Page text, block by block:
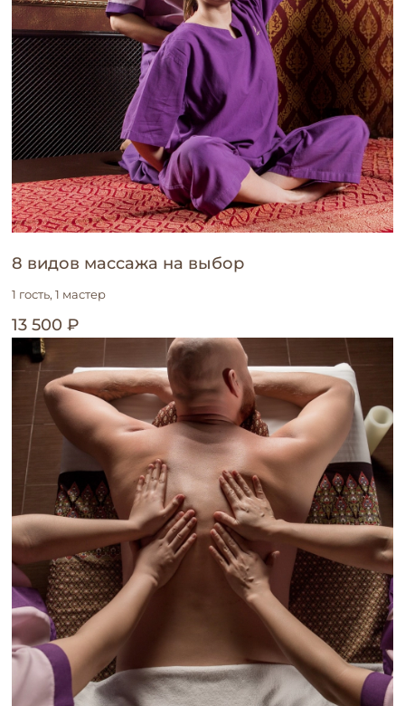
8 видов массажа на выбор
1 гость, 1 мастер
13 500 ₽